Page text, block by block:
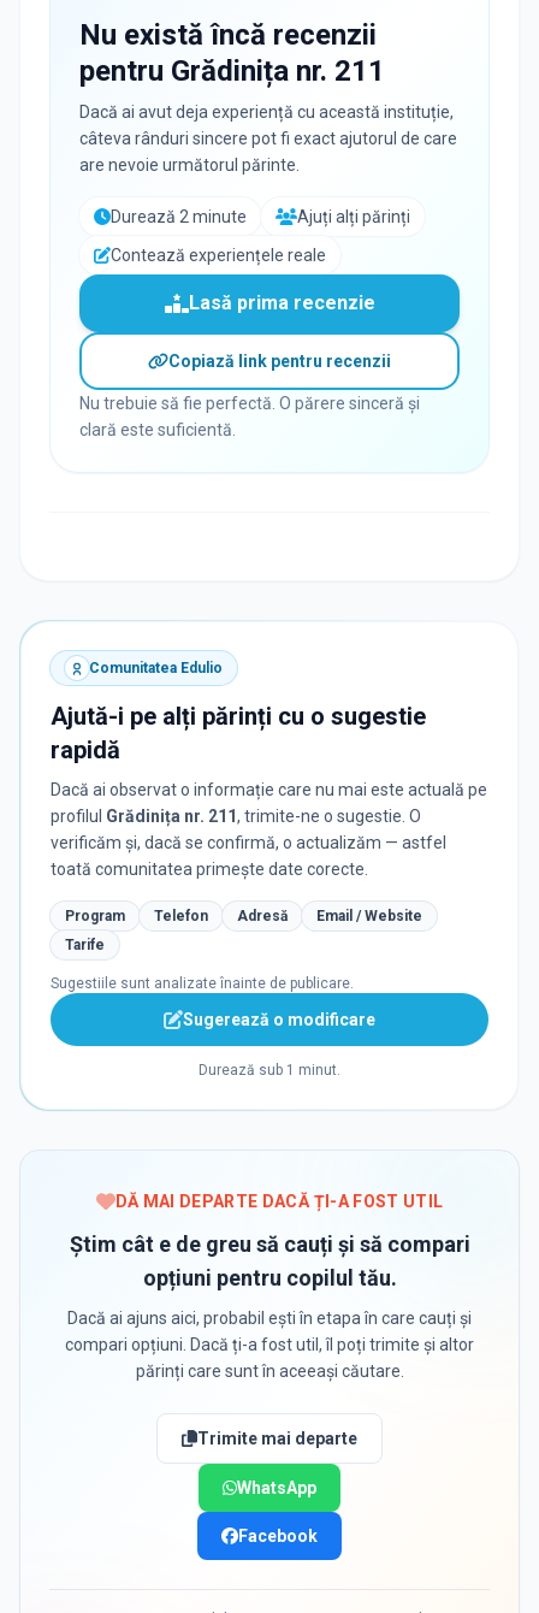
Nu există încă recenzii
pentru Grădinița nr. 211
Dacă ai avut deja experiență cu această instituție,
câteva rânduri sincere pot fi exact ajutorul de care
are nevoie următorul părinte.
Durează 2 minute
Ajuți alți părinți
Contează experiențele reale
Lasă prima recenzie
Copiază link pentru recenzii
Nu trebuie să fie perfectă. O părere sinceră și
clară este suficientă.
Comunitatea Edulio
Ajută-i pe alți părinți cu o sugestie
rapidă
Dacă ai observat o informație care nu mai este actuală pe
profilul Grădinița nr. 211, trimite-ne o sugestie. O
verificăm și, dacă se confirmă, o actualizăm — astfel
toată comunitatea primește date corecte.
Program Telefon Adresă
Email / Website
Tarife
Sugestiile sunt analizate înainte de publicare.
Sugerează o modificare
Durează sub 1 minut.
DĂ MAI DEPARTE DACĂ ȚI-A FOST UTIL
Știm cât e de greu să cauți și să compari
opțiuni pentru copilul tău.
Dacă ai ajuns aici, probabil ești în etapa în care cauți și
compari opțiuni. Dacă ți-a fost util, îl poți trimite și altor
părinți care sunt în aceeași căutare.
Trimite mai departe
WhatsApp
Facebook